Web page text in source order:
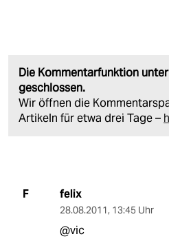
Die Kommentarfunktion
geschlossen.
Wir öffnen die
Artikeln für etwa drei Tage –
F felix
28.08.2011, 13:45 Uhr
@vic